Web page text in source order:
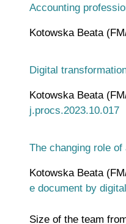
Accounting
Kotowska Beata
Digital
Kotowska Beata
j.procs.2023.10.017
The changing role
Kotowska Beata
e document by
Size of the team